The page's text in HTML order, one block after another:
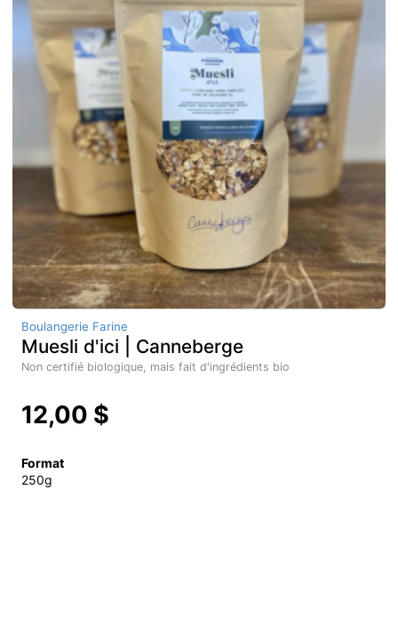
Boulangerie Farine
Muesli d'ici | Canneberge
Non certifié biologique, mais fait d'ingrédients bio
12,00 $
Format
250g